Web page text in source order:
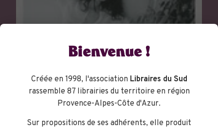
Bienvenue !
Créée en 1998, l'association Libraires du Sud
rassemble 87 librairies du territoire en région
Provence-Alpes-Côte d'Azur.
Sur propositions de ses adhérents, elle produit